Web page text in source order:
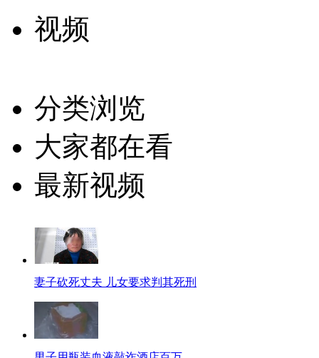
视频
分类浏览
大家都在看
最新视频
妻子砍死丈夫 儿女要求判其死刑